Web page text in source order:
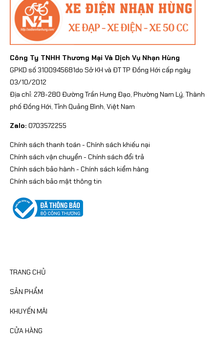
Công Ty TNHH Thương Mại Và Dịch Vụ Nhạn Hùng
GPKD số 3100945681do Sở KH và ĐT TP Đồng Hới cấp ngày
03/10/2012
Địa chỉ: 278-280 Đường Trần Hưng Đạo, Phường Nam Lý, Thành
phố Đồng Hới, Tỉnh Quảng Bình, Việt Nam
Zalo: 0703572255
Chính sách thanh toán - Chính sách khiếu nại
Chính sách vận chuyển - Chính sách đổi trả
Chính sách bảo hành - Chính sách kiểm hàng
Chính sách bảo mật thông tin
TRANG CHỦ
SẢN PHẨM
KHUYẾN MÃI
CỬA HÀNG